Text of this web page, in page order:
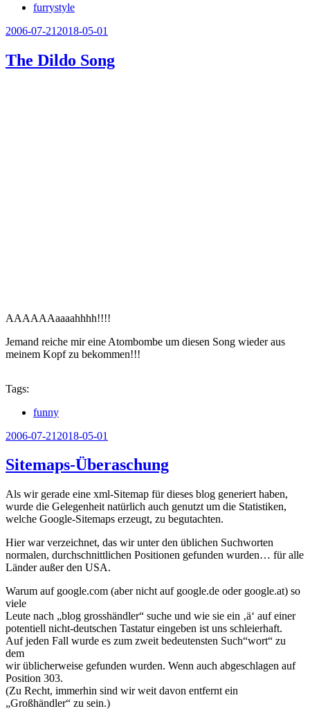
furrystyle
Veröffentlicht
2006-07-21 2018-05-01
The Dildo Song
AAAAAAaaaahhhh!!!!
Jemand reiche mir eine Atombombe um diesen Song wieder aus
meinem Kopf zu bekommen!!!
Tags:
funny
Veröffentlicht
2006-07-21 2018-05-01
Sitemaps-Überaschung
Als wir gerade eine xml-Sitemap für dieses blog generiert haben,
wurde die Gelegenheit natürlich auch genutzt um die Statistiken,
welche Google-Sitemaps erzeugt, zu begutachten.
Hier war verzeichnet, das wir unter den üblichen Suchworten
normalen, durchschnittlichen Positionen gefunden wurden… für alle
Länder außer den USA.
Warum auf google.com (aber nicht auf google.de oder google.at) so
viele
Leute nach „blog grosshändler“ suche und wie sie ein ‚ä‘ auf einer
potentiell nicht-deutschen Tastatur eingeben ist uns schleierhaft.
Auf jeden Fall wurde es zum zweit bedeutensten Such“wort“ zu
dem
wir üblicherweise gefunden wurden. Wenn auch abgeschlagen auf
Position 303.
(Zu Recht, immerhin sind wir weit davon entfernt ein
„Großhändler“ zu sein.)